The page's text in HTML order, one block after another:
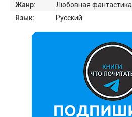
Жанр: Любовная фантастика
Язык:
Русский